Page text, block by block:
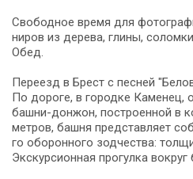
Сво­бод­ное вре­мя для
ни­ров из де­ре­ва, гли­ны, со­лом­ки.
Обед.
Пе­ре­езд в Брест с пес­ней
По до­ро­ге, в го­род­ке Каменец,
башни-донжон, по­стро­ен­ной в
мет­ров, баш­ня пред­став­ля­ет
го обо­рон­но­го зод­че­ства:
Экскурсионная про­гул­ка